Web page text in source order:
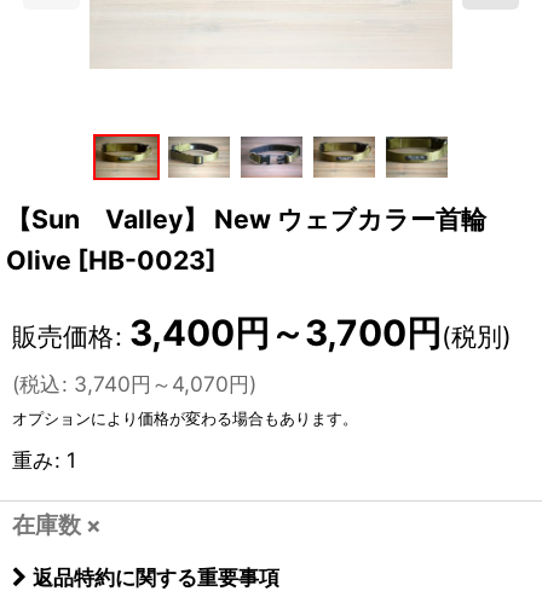
【Sun Valley】 New ウェブカラー首輪
Olive [HB-0023]
販売価格: 3,400円 ～3,700円(税別)
(税込: 3,740円 ～4,070円)
オプションにより価格が変わる場合もあります。
重み: 1
在庫数 ×
返品特約に関する重要事項